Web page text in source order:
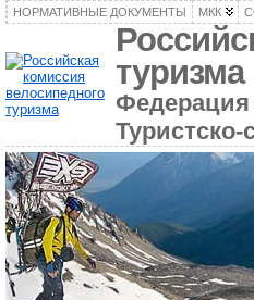
НОРМАТИВНЫЕ ДОКУМЕНТЫ МКК
туризма
Федерация